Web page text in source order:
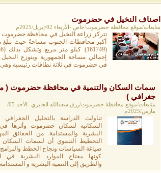
اصناف النخيل في حضرموت
متابعات/موقع محافظة حضرموت/خاص -الأربعاء 02/إبريل/2025م
تتركز زراعة النخيل في محافظة
أكبر محافظات الجنوب مساحةً حيث تبلغ
إجمالي مساحة الجمهورية ويتوزع النخيل
في حضرموت في ثلاثة نطاقات رئيسية وهي
سمات السكان والتنمية في محافظة حضرموت (
جغرافي )
متابعات/موقع محافظة حضرموت/رزق سعدالله الجابري -الأحد 05/
مارس/2025م
تناولت الدراسة بالتحليل
السكانية لسكان حضرموت وأثرها في
البشرية والمستدامة. من الحقائق
التخطيط التنموي أن لسمات السكان
صياغة السياسات ونجاح الخطط والبرامج
كونها مفتاح الموارد البشرية في
والطريق إلى التنمية البشرية و